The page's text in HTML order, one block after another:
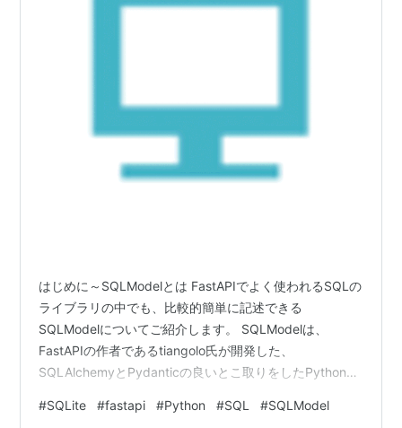
はじめに～SQLModelとは FastAPIでよく使われるSQLの
ライブラリの中でも、比較的簡単に記述できる
SQLModelについてご紹介します。 SQLModelは、
FastAPIの作者であるtiangolo氏が開発した、
SQLAlchemyとPydanticの良いとこ取りをしたPython用
ランキング参加中【公式】2024年開設ブログ 今回使用す
#SQLite #fastapi #Python #SQL #SQLModel